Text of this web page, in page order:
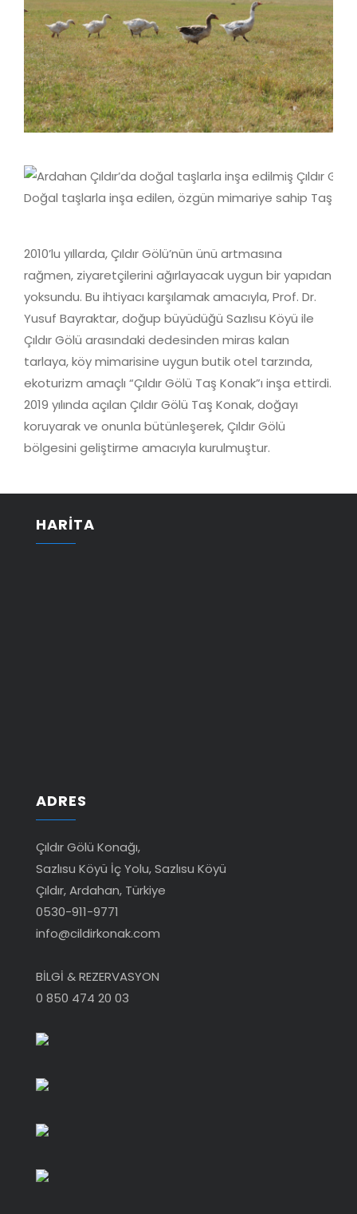
Doğal taşlarla inşa edilen, özgün mimariye sahip Taş
2010’lu yıllarda, Çıldır Gölü’nün ünü artmasına
rağmen, ziyaretçilerini ağırlayacak uygun bir yapıdan
yoksundu. Bu ihtiyacı karşılamak amacıyla, Prof. Dr.
Yusuf Bayraktar, doğup büyüdüğü Sazlısu Köyü ile
Çıldır Gölü arasındaki dedesinden miras kalan
tarlaya, köy mimarisine uygun butik otel tarzında,
ekoturizm amaçlı “Çıldır Gölü Taş Konak”ı inşa ettirdi.
2019 yılında açılan Çıldır Gölü Taş Konak, doğayı
koruyarak ve onunla bütünleşerek, Çıldır Gölü
bölgesini geliştirme amacıyla kurulmuştur.
HARİTA
ADRES
Çıldır Gölü Konağı,
Sazlısu Köyü İç Yolu, Sazlısu Köyü
Çıldır, Ardahan, Türkiye
0530-911-9771
info@cildirkonak.com
BİLGİ & REZERVASYON
0 850 474 20 03